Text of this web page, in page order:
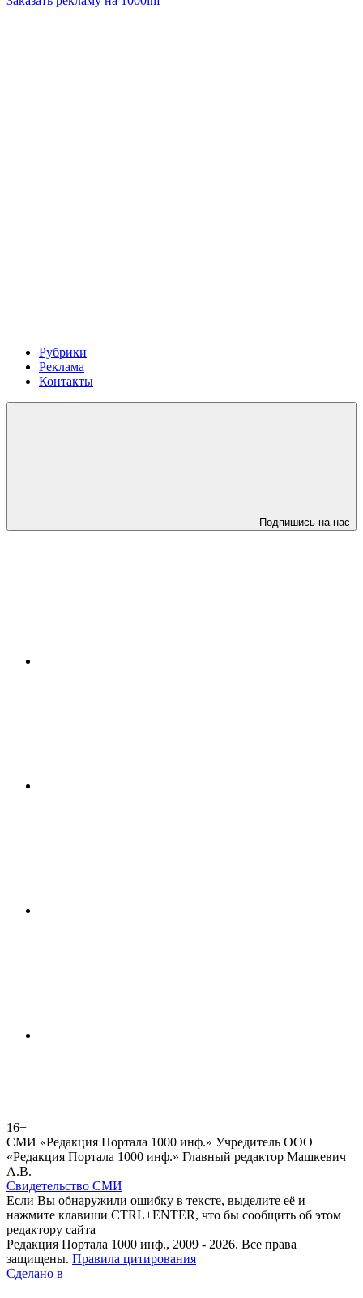
Рубрики
Реклама
Контакты
Подпишись на нас
16+
СМИ «Редакция Портала 1000 инф.» Учредитель ООО
«Редакция Портала 1000 инф.» Главный редактор Машкевич
А.В.
Свидетельство СМИ
Если Вы обнаружили ошибку в тексте, выделите её и
нажмите клавиши CTRL+ENTER, что бы сообщить об этом
редактору сайта
Редакция Портала 1000 инф., 2009 - 2026. Все права
защищены. Правила цитирования
Сделано в